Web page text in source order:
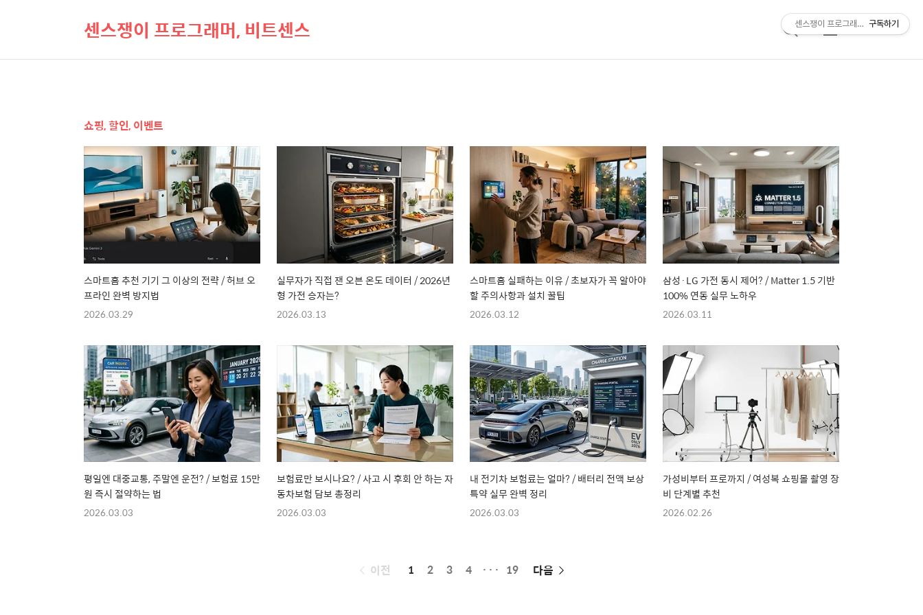
센스쟁이 프로그래머, 비트센스
검
메
쇼핑, 할인, 이벤트
스마트홈 추천 기기 그 이상의 전략 / 허브 오
프라인 완벽 방지법
2026.03.29
실무자가 직접 잰 오븐 온도 데이터 / 2026년
형 가전 승자는?
2026.03.13
스마트홈 실패하는 이유 / 초보자가 꼭 알아야
할 주의사항과 설치 꿀팁
2026.03.12
삼성·LG 가전 동시 제어? / Matter 1.5 기반
100% 연동 실무 노하우
2026.03.11
평일엔 대중교통, 주말엔 운전? / 보험료 15만
원 즉시 절약하는 법
2026.03.03
보험료만 보시나요? / 사고 시 후회 안 하는 자
동차보험 담보 총정리
2026.03.03
내 전기차 보험료는 얼마? / 배터리 전액 보상
특약 실무 완벽 정리
2026.03.03
가성비부터 프로까지 / 여성복 쇼핑몰 촬영 장
비 단계별 추천
2026.02.26
페
이전 1 2 3 4 ··· 19 다음
센스쟁이 프로그래머, 비트센스
구독하기